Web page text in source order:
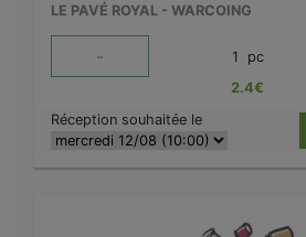
LE PAVÉ ROYAL - WARCOING
- 1 pc
2.4€
Réception souhaitée le